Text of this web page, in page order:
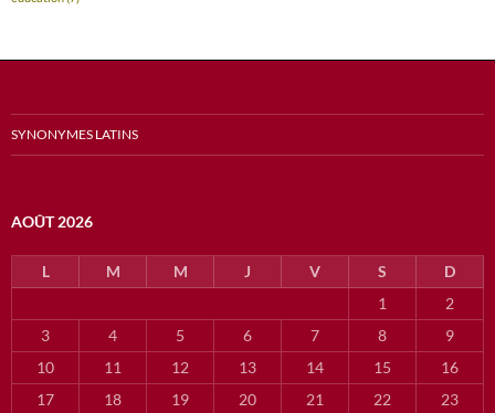
SYNONYMES LATINS
AOÛT 2026
L M M J V S
D
1
2
3
4 5 6 7 8
9
10
11 12 13 14 15
16
17
18 19 20 21 22 23